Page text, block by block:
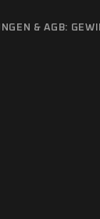
& AGB: